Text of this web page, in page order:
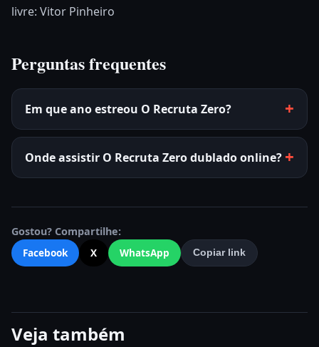
livre: Vitor Pinheiro
Perguntas frequentes
Em que ano estreou O Recruta Zero?
Onde assistir O Recruta Zero dublado online?
Gostou? Compartilhe:
Facebook
X WhatsApp Copiar link
Veja também